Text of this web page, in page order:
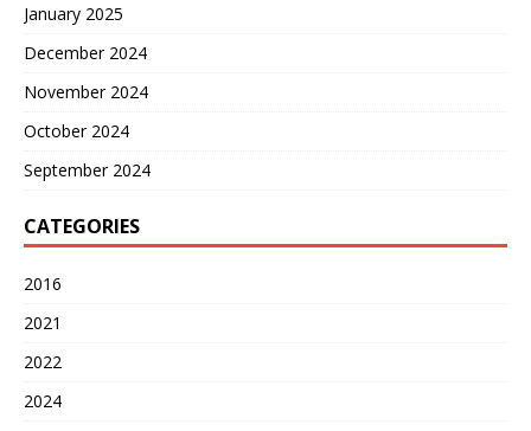
January 2025
December 2024
November 2024
October 2024
September 2024
CATEGORIES
2016
2021
2022
2024